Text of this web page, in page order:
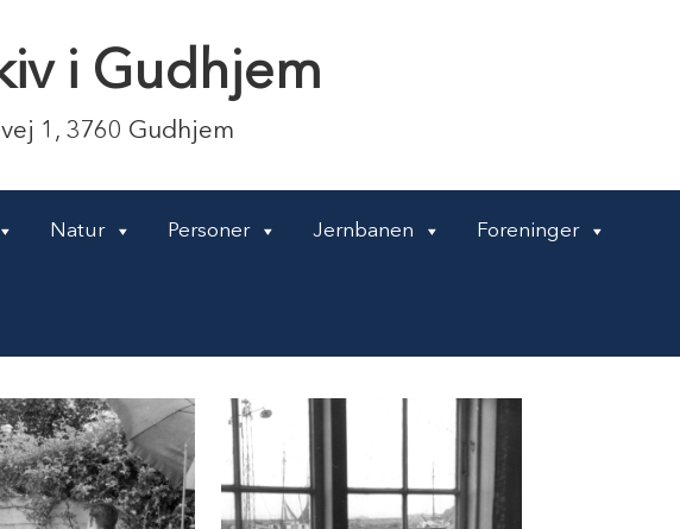
i Gudhjem
1, 3760 Gudhjem
Natur Personer Jernbanen Foreninger